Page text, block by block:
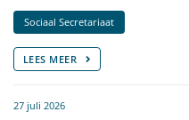
Sociaal Secretariaat
LEES MEER
27 juli 2026